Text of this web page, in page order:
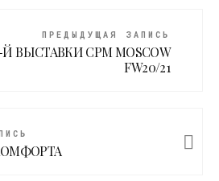
ПРЕДЫДУЩАЯ ЗАПИСЬ
ВЫСТАВКИ CPM MOSCOW
FW20/21